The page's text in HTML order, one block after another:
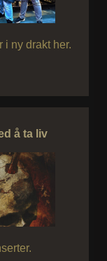
i ny drakt her.
å ta liv